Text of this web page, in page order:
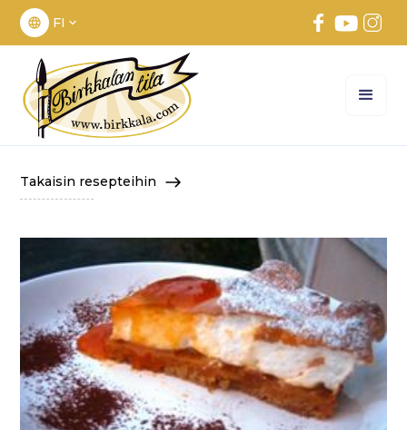
FI
Takaisin resepteihin